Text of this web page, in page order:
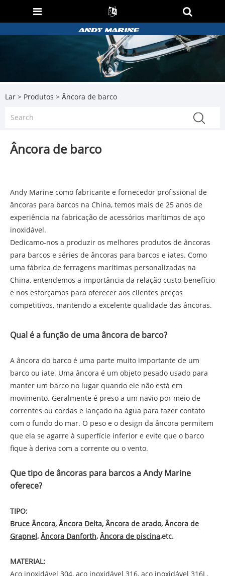
Lar > Produtos > Âncora de barco
Âncora de barco
Andy Marine como fabricante e fornecedor profissional de
âncoras para barcos na China, temos mais de 25 anos de
experiência na fabricação de acessórios marítimos de aço
inoxidável.
Dedicamo-nos a produzir os melhores produtos de âncoras
para barcos e séries de âncoras para barcos e iates. Como
uma fábrica de ferragens marítimas personalizadas na
China, entendemos a importância da relação custo-benefício
e nos esforçamos para oferecer aos clientes preços
competitivos, mantendo a excelente qualidade das âncoras.
Qual é a função de uma âncora de barco?
A âncora do barco é uma parte muito importante de um
barco ou iate. Uma âncora é um objeto pesado usado para
manter um barco no lugar quando ele não está em
movimento. Geralmente é preso a um navio por meio de
correntes ou cordas e lançado na água para fazer contato
com o fundo do mar. O peso e o design da âncora permitem
que ela se agarre à superfície inferior e evite que o barco
fique à deriva com a corrente ou o vento.
Que tipo de âncoras para barcos a Andy Marine
oferece?
TIPO:
Bruce Âncora, Âncora Delta, Âncora de arado, Âncora de
Grapnel, Âncora Danforth, Âncora de piscina,etc.
MATERIAL:
Aço inoxidável 304, aço inoxidável 316, aço inoxidável 316L,